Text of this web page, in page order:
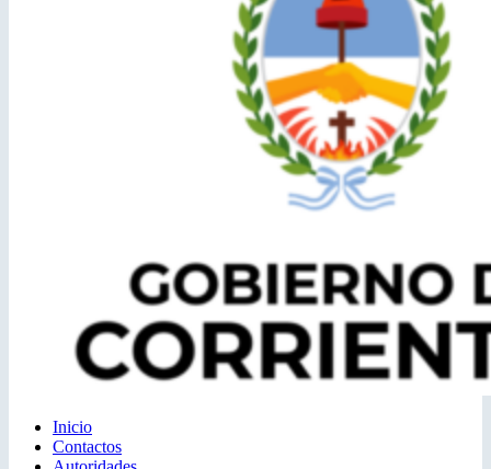
Inicio
Contactos